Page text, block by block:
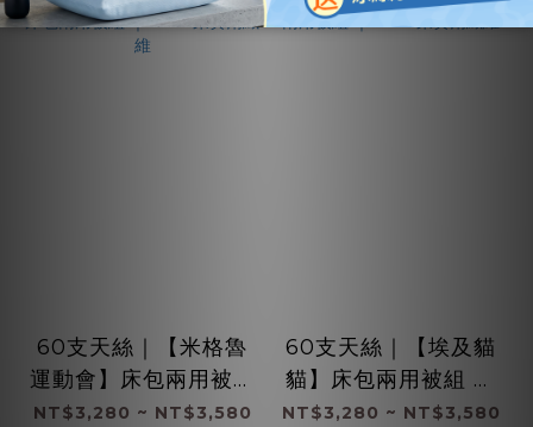
60支天絲｜【米格魯
運動會】床包兩用被組
｜100%萊賽爾纖維
NT$3,280 ~ NT$3,580
60支天絲｜【埃及貓
貓】床包兩用被組 ｜
100%萊賽爾纖維
NT$3,280 ~ NT$3,580